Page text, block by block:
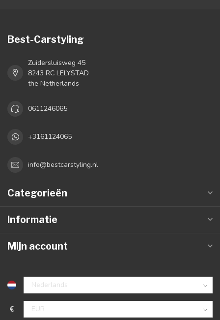
Best-Carstyling
Zuidersluisweg 45
8243 RC LELYSTAD
the Netherlands
0611246065
+3161124065
info@bestcarstyling.nl
Categorieën
Informatie
Mijn account
€